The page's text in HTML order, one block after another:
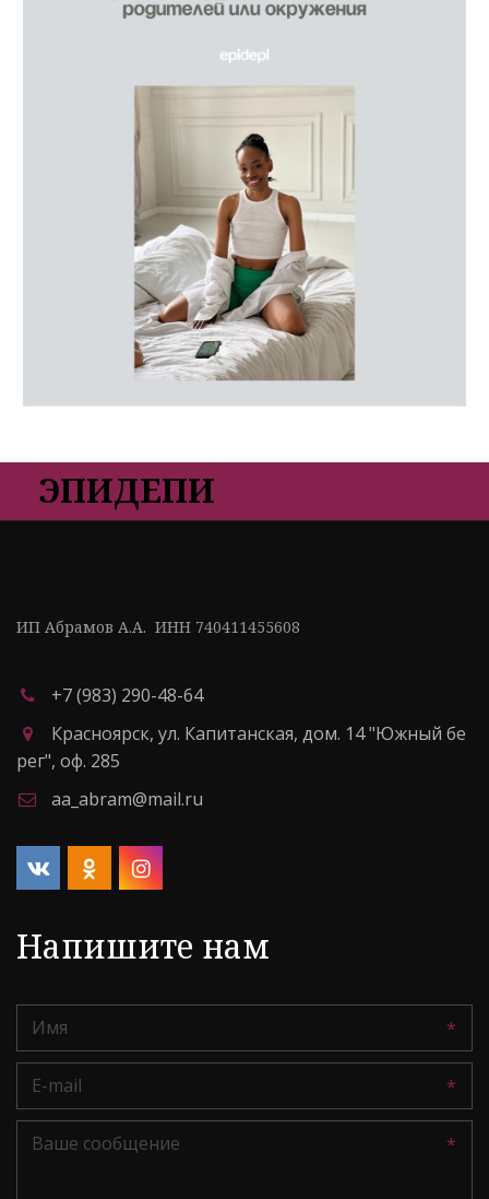
ЭПИДЕПИ
ИП Абрамов А.А.  ИНН 740411455608
+7 (983) 290-48-64
Красноярск, ул. Капитанская, дом. 14 "Южный бе
рег", оф. 285
aa_abram@mail.ru
Напишите нам
*
*
*